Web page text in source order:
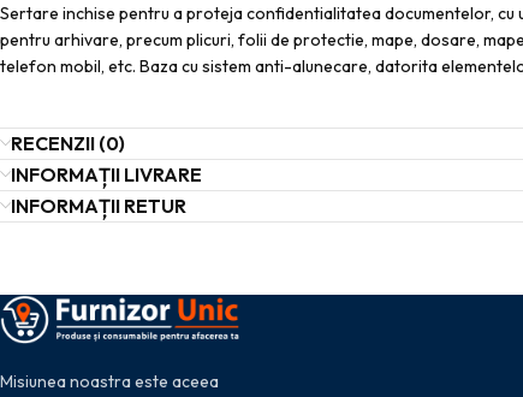
Sertare inchise pentru a proteja confidentialitatea documentelor,
pentru arhivare, precum plicuri, folii de protectie, mape, dosare,
telefon mobil, etc. Baza cu sistem anti-alunecare, datorita
RECENZII (0)
INFORMAȚII LIVRARE
INFORMAȚII RETUR
Misiunea noastra este aceea